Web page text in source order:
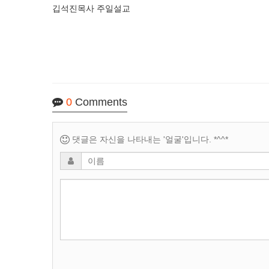
깁석진목사 주일설교
0 Comments
댓글은 자신을 나타내는 '얼굴'입니다. *^^*